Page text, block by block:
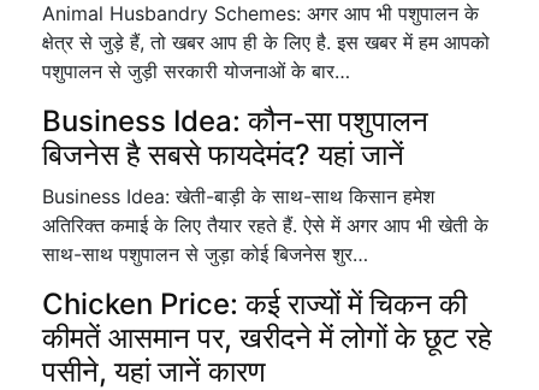
Animal Husbandry Schemes: अगर आप भी पशुपालन के
क्षेत्र से जुड़े हैं, तो खबर आप ही के लिए है. इस खबर में हम आपको
पशुपालन से जुड़ी सरकारी योजनाओं के बार…
Business Idea: कौन-सा पशुपालन
बिजनेस है सबसे फायदेमंद? यहां जानें
Business Idea: खेती-बाड़ी के साथ-साथ किसान हमेश
अतिरिक्त कमाई के लिए तैयार रहते हैं. ऐसे में अगर आप भी खेती के
साथ-साथ पशुपालन से जुड़ा कोई बिजनेस शुर…
Chicken Price: कई राज्यों में चिकन की
कीमतें आसमान पर, खरीदने में लोगों के छूट रहे
पसीने, यहां जानें कारण